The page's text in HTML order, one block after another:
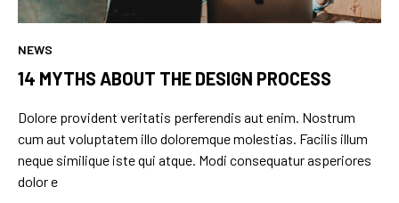
NEWS
14 MYTHS ABOUT THE DESIGN PROCESS
Dolore provident veritatis perferendis aut enim. Nostrum
cum aut voluptatem illo doloremque molestias. Facilis illum
neque similique iste qui atque. Modi consequatur asperiores
dolor e